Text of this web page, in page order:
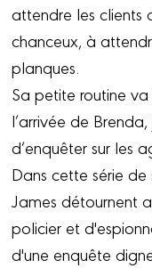
attendre les clients
chanceux, à
planques.
Sa petite routine
l’arrivée de
d’enquêter sur les
Dans cette série de
James détournent
policier et
d'une enquête